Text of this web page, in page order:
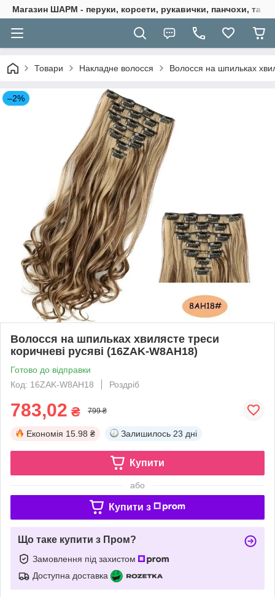
Магазин ШАРМ - перуки, корсети, рукавички, панчохи, та
Товари Накладне волосся Волосся на шпильках
–2%
Волосся на шпильках хвилясте треси
коричневі русяві (16ZAK-W8AH18)
Готово до відправки
Код: 16ZAK-W8AH18
Роздріб
783,02 ₴ 799 ₴
Економія 15.98 ₴ Залишилось 23 дні
Купити
або
Купити з
Що таке купити з Пром?
Замовлення під захистом
Доступна доставка